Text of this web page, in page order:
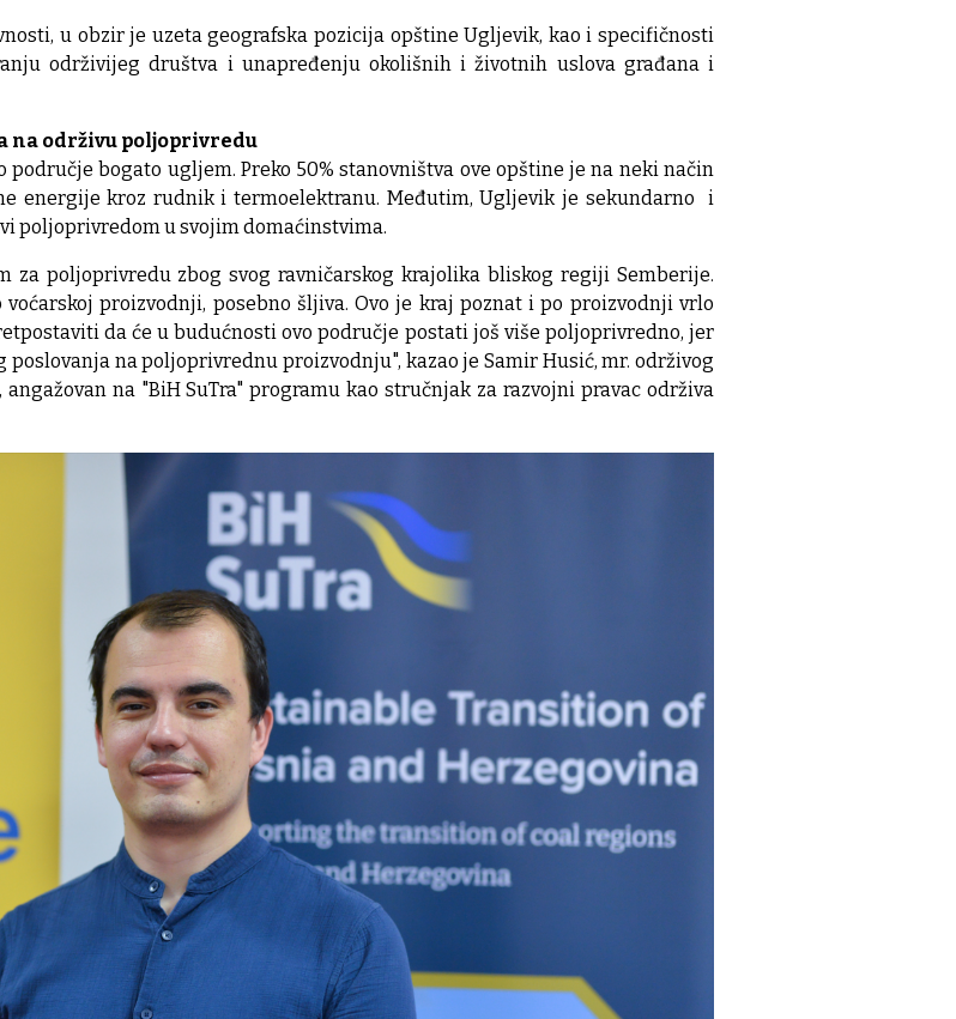
u obzir je uzeta geografska pozicija opštine Ugljevik, kao i specifičnosti
održivijeg društva i unapređenju okolišnih i životnih uslova građana i
na održivu poljoprivredu
bogato ugljem. Preko 50% stanovništva ove opštine je na neki način
energije kroz rudnik i termoelektranu. Međutim, Ugljevik je sekundarno i
poljoprivredom u svojim domaćinstvima.
za poljoprivredu zbog svog ravničarskog krajolika bliskog regiji Semberije.
proizvodnji, posebno šljiva. Ovo je kraj poznat i po proizvodnji vrlo
da će u budućnosti ovo područje postati još više poljoprivredno, jer
na poljoprivrednu proizvodnju", kazao je Samir Husić, mr. održivog
na "BiH SuTra" programu kao stručnjak za razvojni pravac održiva